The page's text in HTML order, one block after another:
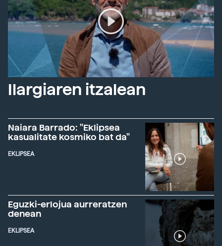
Ilargiaren itzalean
Naiara Barrado: "Eklipsea
kasualitate kosmiko bat da"
EKLIPSEA
Eguzki-erlojua aurreratzen
denean
EKLIPSEA